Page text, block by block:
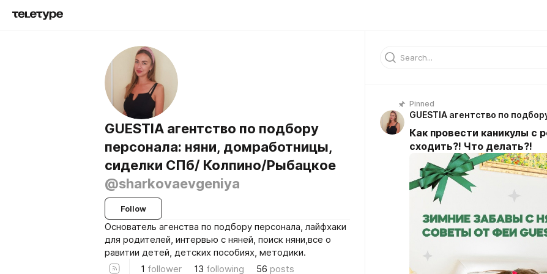
GUESTIA агентство по подбору
персонала: няни, домработницы,
сиделки СПб/ Колпино/Рыбацкое
@sharkovaevgeniya
Follow
Основатель агенства по подбору персонала, лайфхаки
для родителей, интервью с няней, поиск няни,все о
равитии детей, детских пособиях, методики.
1 follower 13 following 56 posts
Pinned
Как провести каникулы с
сходить?! Что делать?!